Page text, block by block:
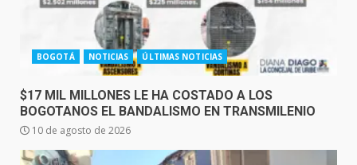
BOGOTÁ NOTICIAS ÚLTIMAS NOTICIAS
$17 MIL MILLONES LE HA COSTADO A LOS
BOGOTANOS EL BANDALISMO EN TRANSMILENIO
10 de agosto de 2026